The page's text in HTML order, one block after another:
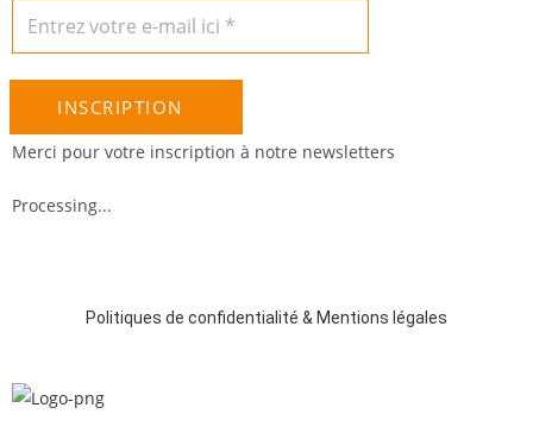
INSCRIPTION
Merci pour votre inscription à notre newsletters
Processing...
Politiques de confidentialité & Mentions légales